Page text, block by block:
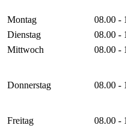
Montag 08.00 -
Dienstag
08.00 -
Mittwoch
08.00 -
Donnerstag 08.00 -
Freitag 08.00 -